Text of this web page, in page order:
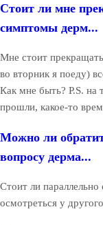
Стоит ли мне
симптомы дерм...
Мне стоит
во вторник я поеду)
Как мне быть? P.S. на
прошли, какое-то
Можно ли
вопросу дерма...
Стоит ли параллельно
осмотреться у